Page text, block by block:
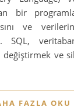
bir
ve
değiştirmek ve
FAZLA OKU